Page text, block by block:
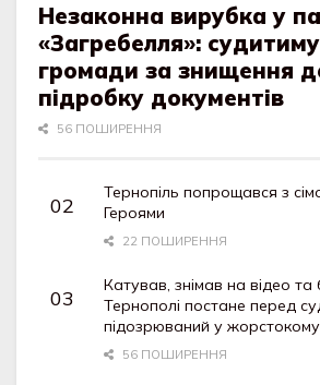
Незаконна вирубка у
«Загребелля»:
громади за знищення
підробку документів
56 ПОШИРЕННЯ
Тернопіль попрощався з
Героями
22 ПОШИРЕННЯ
Катував, знімав на відео та
Тернополі постане перед
підозрюваний у жорстокому
56 ПОШИРЕННЯ